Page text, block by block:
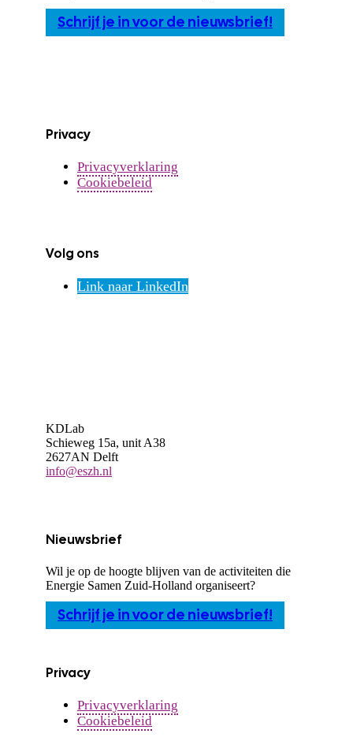
Schrijf je in voor de nieuwsbrief!
Privacy
Privacyverklaring
Cookiebeleid
Volg ons
Link naar LinkedIn
KDLab
Schieweg 15a, unit A38
2627AN Delft
info@eszh.nl
Nieuwsbrief
Wil je op de hoogte blijven van de activiteiten die
Energie Samen Zuid-Holland organiseert?
Schrijf je in voor de nieuwsbrief!
Privacy
Privacyverklaring
Cookiebeleid